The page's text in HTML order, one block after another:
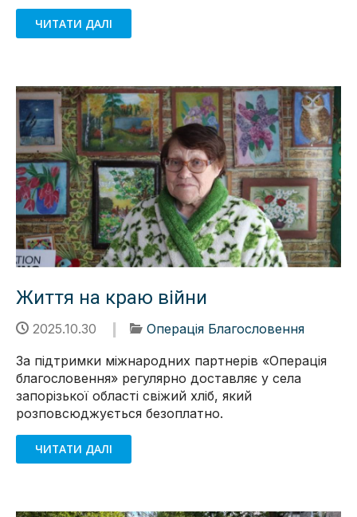
ЧИТАТИ ДАЛІ
Життя на краю війни
2025.10.30
Операція Благословення
За підтримки міжнародних партнерів «Операція
благословення» регулярно доставляє у села
запорізької області свіжий хліб, який
розповсюджується безоплатно.
ЧИТАТИ ДАЛІ